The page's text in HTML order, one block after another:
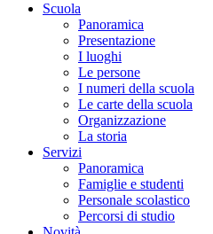
Scuola
Panoramica
Presentazione
I luoghi
Le persone
I numeri della scuola
Le carte della scuola
Organizzazione
La storia
Servizi
Panoramica
Famiglie e studenti
Personale scolastico
Percorsi di studio